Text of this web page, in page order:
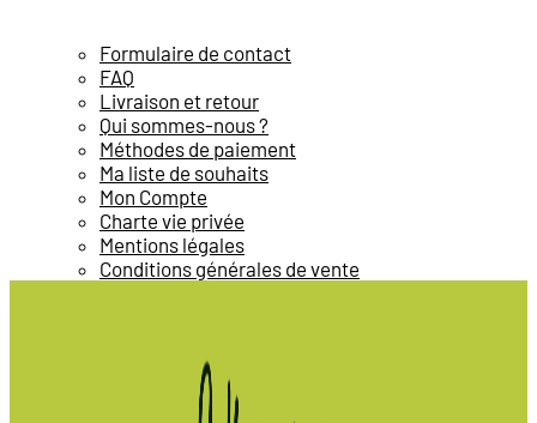
Formulaire de contact
FAQ
Livraison et retour
Qui sommes-nous ?
Méthodes de paiement
Ma liste de souhaits
Mon Compte
Charte vie privée
Mentions légales
Conditions générales de vente